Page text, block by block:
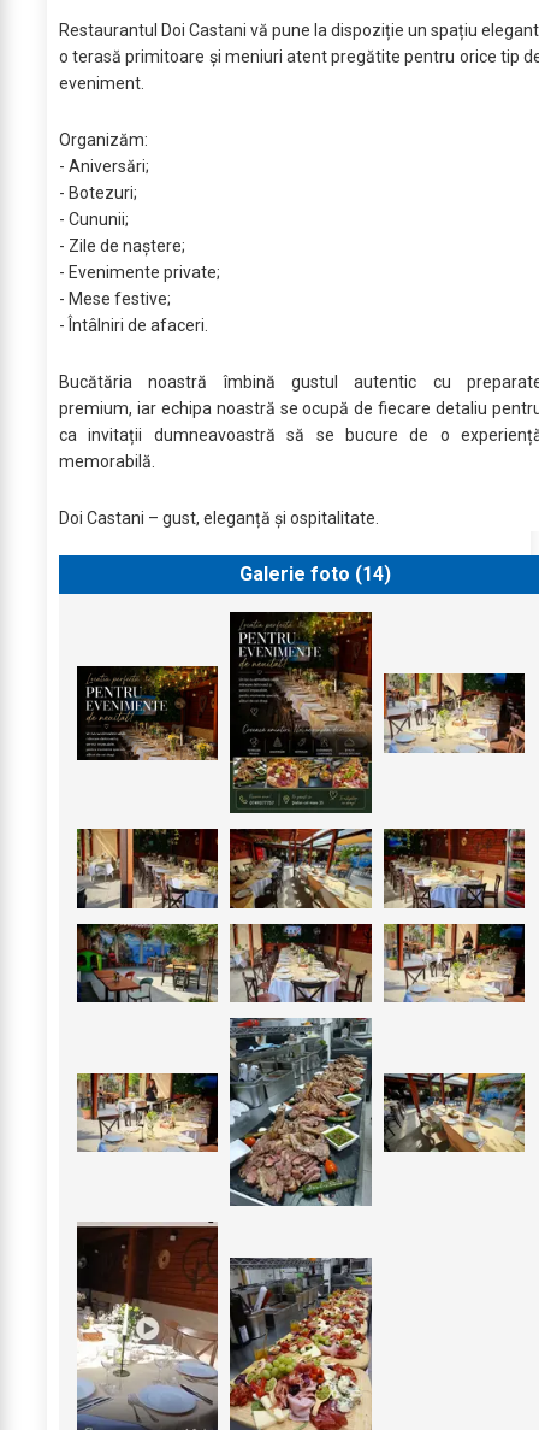
Restaurantul Doi Castani vă pune la dispoziție un spațiu
o terasă primitoare și meniuri atent pregătite pentru orice tip
eveniment.
Organizăm:
- Aniversări;
- Botezuri;
- Cununii;
- Zile de naștere;
- Evenimente private;
- Mese festive;
- Întâlniri de afaceri.
Bucătăria noastră îmbină gustul autentic cu
premium, iar echipa noastră se ocupă de fiecare detaliu
ca invitații dumneavoastră să se bucure de o
memorabilă.
Doi Castani – gust, eleganță și ospitalitate.
Galerie foto (14)